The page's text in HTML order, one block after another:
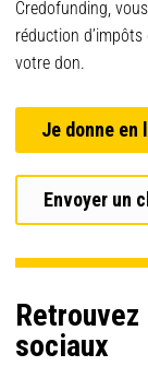
Credofunding,
réduction
votre don.
Je donne en
Envoyer un
sociaux